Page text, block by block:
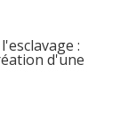
:
d'une